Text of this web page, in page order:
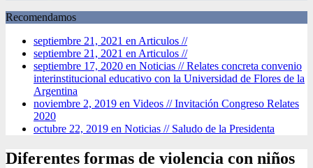
Recomendamos
septiembre 21, 2021 en Articulos //
septiembre 21, 2021 en Articulos //
septiembre 17, 2020 en Noticias //Relates concreta convenio
interinstitucional educativo con la Universidad de Flores de la
Argentina
noviembre 2, 2019 en Videos //Invitación Congreso Relates
2020
octubre 22, 2019 en Noticias // Saludo de la Presidenta
Diferentes formas de violencia con niños